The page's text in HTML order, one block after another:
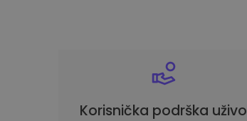
Korisnička podrška uživo